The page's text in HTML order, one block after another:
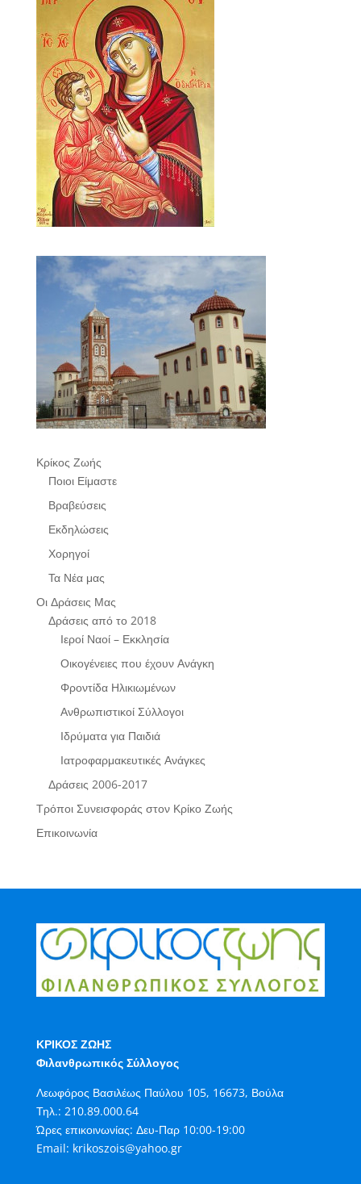
Κρίκος Ζωής
Ποιοι Είμαστε
Βραβεύσεις
Εκδηλώσεις
Χορηγοί
Τα Νέα μας
Οι Δράσεις Μας
Δράσεις από το 2018
Ιεροί Ναοί – Εκκλησία
Οικογένειες που έχουν Ανάγκη
Φροντίδα Ηλικιωμένων
Ανθρωπιστικοί Σύλλογοι
Ιδρύματα για Παιδιά
Ιατροφαρμακευτικές Ανάγκες
Δράσεις 2006-2017
Τρόποι Συνεισφοράς στον Κρίκο Ζωής
Επικοινωνία
ΚΡΙΚΟΣ ΖΩΗΣ
Φιλανθρωπικός Σύλλογος
Λεωφόρος Βασιλέως Παύλου 105, 16673, Βούλα
Τηλ.: 210.89.000.64
Ώρες επικοινωνίας: Δευ-Παρ 10:00-19:00
Email: krikoszois@yahoo.gr